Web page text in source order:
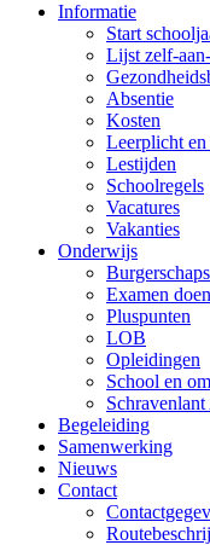
Informatie
Start
Lijst zelf-
Absentie
Kosten
Leerplicht
Lestijden
Schoolregels
Vacatures
Vakanties
Onderwijs
Examen
Pluspunten
LOB
Opleidingen
School en
Begeleiding
Samenwerking
Nieuws
Contact